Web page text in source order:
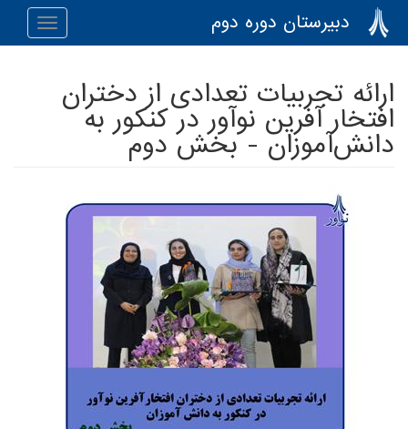
رفتن به محتوای اصلی
دبیرستان دوره دوم
Toggle
ارائه تجربیات تعدادی از دختران
افتخار آفرین نوآور در کنکور به
دانش‌آموزان - بخش دوم